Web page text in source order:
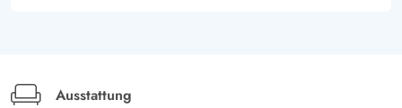
Ausstattung